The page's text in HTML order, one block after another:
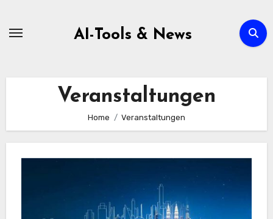
AI-Tools & News
Veranstaltungen
Home Veranstaltungen